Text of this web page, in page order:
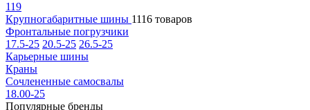
119
Крупногабаритные шины 1116 товаров
Фронтальные погрузчики
17.5-25 20.5-25 26.5-25
Карьерные шины
Краны
Сочлененные самосвалы
18.00-25
Популярные бренды